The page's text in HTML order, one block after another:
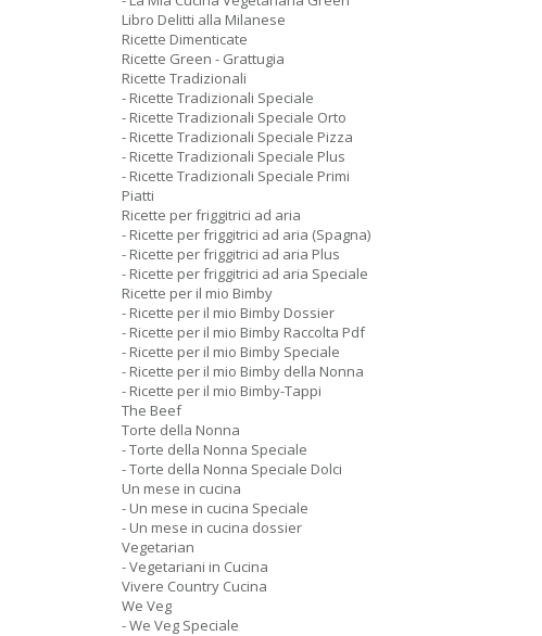
Libro Delitti alla Milanese
Ricette Dimenticate
Ricette Green - Grattugia
Ricette Tradizionali
- Ricette Tradizionali Speciale
- Ricette Tradizionali Speciale Orto
- Ricette Tradizionali Speciale Pizza
- Ricette Tradizionali Speciale Plus
- Ricette Tradizionali Speciale Primi
Piatti
Ricette per friggitrici ad aria
- Ricette per friggitrici ad aria (Spagna)
- Ricette per friggitrici ad aria Plus
- Ricette per friggitrici ad aria Speciale
Ricette per il mio Bimby
- Ricette per il mio Bimby Dossier
- Ricette per il mio Bimby Raccolta Pdf
- Ricette per il mio Bimby Speciale
- Ricette per il mio Bimby della Nonna
- Ricette per il mio Bimby-Tappi
The Beef
Torte della Nonna
- Torte della Nonna Speciale
- Torte della Nonna Speciale Dolci
Un mese in cucina
- Un mese in cucina Speciale
- Un mese in cucina dossier
Vegetarian
- Vegetariani in Cucina
Vivere Country Cucina
We Veg
- We Veg Speciale